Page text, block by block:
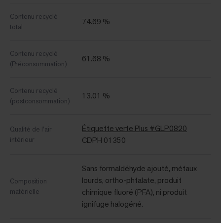
Contenu recyclé
total
74.69 %
Contenu recyclé
(Préconsommation)
61.68 %
Contenu recyclé
(postconsommation)
13.01 %
Qualité de l’air
intérieur
Étiquette verte Plus #GLP0820
CDPH 01350
Composition
matérielle
Sans formaldéhyde ajouté, métaux
lourds, ortho-phtalate, produit
chimique fluoré (PFA), ni produit
ignifuge halogéné.